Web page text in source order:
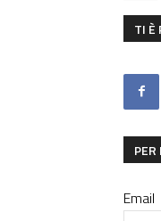
TI È
Email